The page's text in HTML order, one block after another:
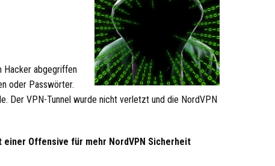
Hacker abgegriffen
oder Passwörter.
Der VPN-Tunnel wurde nicht verletzt und die NordVPN
einer Offensive für mehr NordVPN Sicherheit